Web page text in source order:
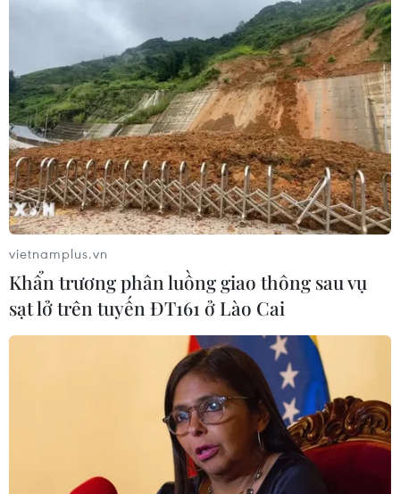
vietnamplus.vn
Khẩn trương phân luồng giao thông sau vụ
sạt lở trên tuyến ĐT161 ở Lào Cai